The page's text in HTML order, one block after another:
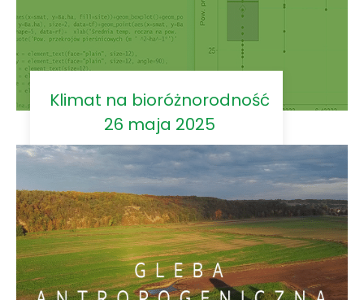
Klimat na bioróżnorodność
26 maja 2025